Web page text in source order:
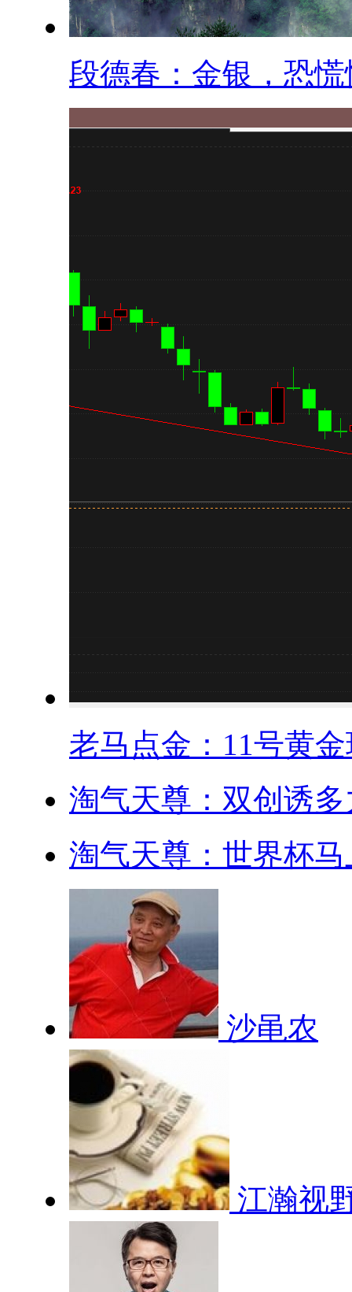
段德春：金银，恐慌
老马点金：11号黄金
淘气天尊：双创诱
淘气天尊：世界杯
沙黾农
江瀚视